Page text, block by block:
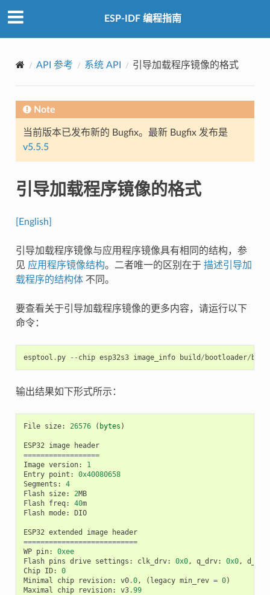
ESP-IDF 编程指南
API 参考 系统 API 引导加载程序镜像的格式
Note
当前版本已发布新的 Bugfix。最新 Bugfix 发布是
v5.5.5
引导加载程序镜像的格式
[English]
引导加载程序镜像与应用程序镜像具有相同的结构，参
见 应用程序镜像结构。二者唯一的区别在于 描述引导加
载程序的结构体不同。
要查看关于引导加载程序镜像的更多内容，请运行以下
命令：
esptool . py -- chip esp32s3 image_info build / bootloader/
输出结果如下形式所示：
File size: 26576 ( bytes )
ESP32 image
header
==================
Image version:
1
Entry point :
0x40080658
Segments :
4
Flash size: 2MB
Flash freq: 40m
Flash mode: DIO
ESP32 extended image
header
===========================
WP pin:
0xee
Flash pins drive settings : clk_drv: 0x0, q_drv: 0x0, d_drv
Chip ID:
0
Minimal
chip revision: v0.0, ( legacy min_rev = 0)
Maximal
chip revision: v3.99